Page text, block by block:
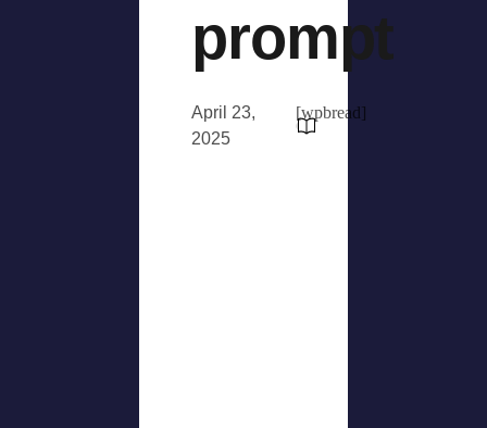
prompt
April 23,
2025
[wpbread]